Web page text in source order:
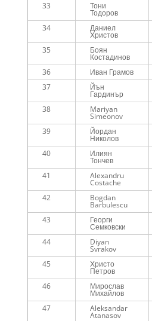
33
Тони
Тодоров
34 Даниел
Христов
35 Боян
Костадинов
36 Иван Грамов
37
Йън
Гардинър
38 Mariyan
Simeonov
39 Йордан
Николов
40 Илиян
Тончев
41 Alexandru
Costache
42 Bogdan
Barbulescu
43 Георги
Семковски
44 Diyan
Svrakov
45 Христо
Петров
46 Мирослав
Михайлов
47 Aleksandar
Atanasov